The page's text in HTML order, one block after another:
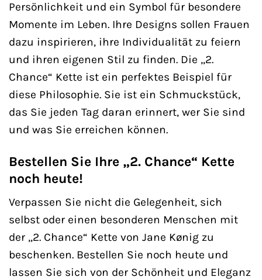
Persönlichkeit und ein Symbol für besondere
Momente im Leben. Ihre Designs sollen Frauen
dazu inspirieren, ihre Individualität zu feiern
und ihren eigenen Stil zu finden. Die „2.
Chance“ Kette ist ein perfektes Beispiel für
diese Philosophie. Sie ist ein Schmuckstück,
das Sie jeden Tag daran erinnert, wer Sie sind
und was Sie erreichen können.
Bestellen Sie Ihre „2. Chance“ Kette
noch heute!
Verpassen Sie nicht die Gelegenheit, sich
selbst oder einen besonderen Menschen mit
der „2. Chance“ Kette von Jane Kønig zu
beschenken. Bestellen Sie noch heute und
lassen Sie sich von der Schönheit und Eleganz